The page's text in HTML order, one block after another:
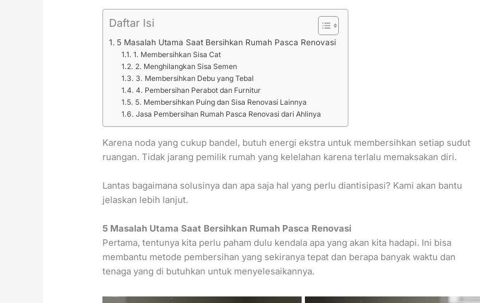
Daftar Isi
5 Masalah Utama Saat Bersihkan Rumah Pasca Renovasi
1. Membersihkan Sisa Cat
2. Menghilangkan Sisa Semen
3. Membersihkan Debu yang Tebal
4. Pembersihan Perabot dan Furnitur
5. Membersihkan Puing dan Sisa Renovasi Lainnya
Jasa Pembersihan Rumah Pasca Renovasi dari Ahlinya
Karena noda yang cukup bandel, butuh energi ekstra untuk membersihkan setiap sudut
ruangan. Tidak jarang pemilik rumah yang kelelahan karena terlalu memaksakan diri.
Lantas bagaimana solusinya dan apa saja hal yang perlu diantisipasi? Kami akan bantu
jelaskan lebih lanjut.
5 Masalah Utama Saat Bersihkan Rumah Pasca Renovasi
Pertama, tentunya kita perlu paham dulu kendala apa yang akan kita hadapi. Ini bisa
membantu metode pembersihan yang sekiranya tepat dan berapa banyak waktu dan
tenaga yang di butuhkan untuk menyelesaikannya.